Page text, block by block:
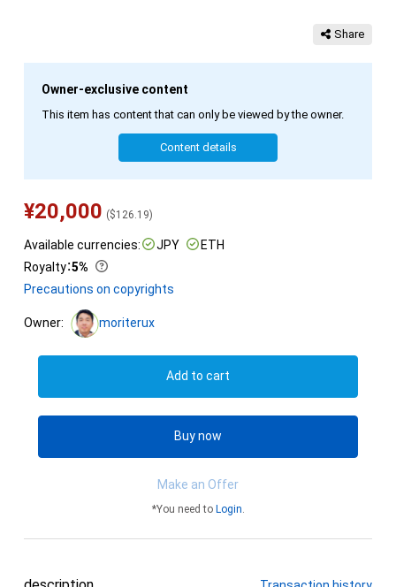
Share
Owner-exclusive content
This item has content that can only be viewed by the owner.
Content details
¥20,000 ($126.19)
Available currencies: JPY
ETH
Royalty：5%
Precautions on copyrights
Owner: moriterux
Add to cart
Buy now
Make an Offer
*You need to Login.